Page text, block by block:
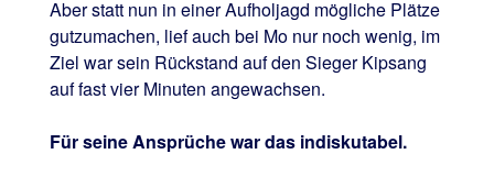
Aber statt nun in einer Aufholjagd mögliche Plätze
gutzumachen, lief auch bei Mo nur noch wenig, im
Ziel war sein Rückstand auf den Sieger Kipsang
auf fast vier Minuten angewachsen.
Für seine Ansprüche war das indiskutabel.